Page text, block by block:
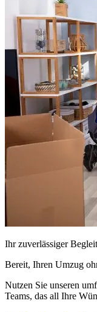
Ihr zuverlässiger
Bereit, Ihren Umzug
Nutzen Sie unseren
Teams, das all Ihre